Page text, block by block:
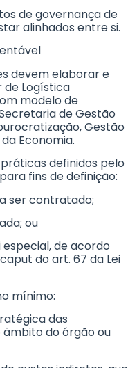
de governança de
alinhados entre si.
devem elaborar e
Logística
modelo de
de Gestão
Gestão
Economia.
definidos pelo
fins de definição:
ser contratado;
ou
de acordo
do art. 67 da Lei
mínimo:
das
do órgão ou